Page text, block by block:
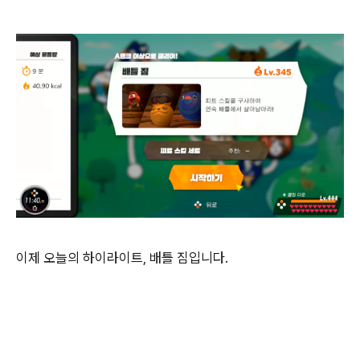
이제 오늘의 하이라이트, 배틀 짐입니다.